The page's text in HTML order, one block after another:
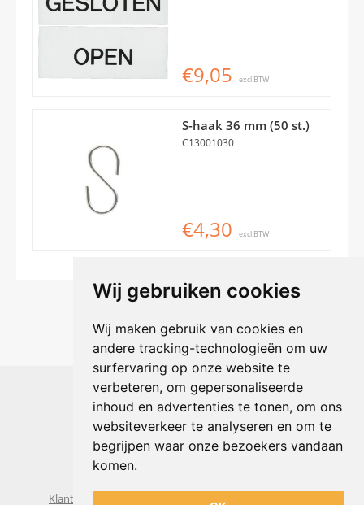
Wij gebruiken cookies
Wij maken gebruik van cookies en
andere tracking-technologieën om uw
surfervaring op onze website te
verbeteren, om gepersonaliseerde
inhoud en advertenties te tonen, om ons
websiteverkeer te analyseren en om te
begrijpen waar onze bezoekers vandaan
komen.
€9,05 excl.BTW
S-haak 36 mm (50 st.)
C13001030
€4,30 excl.BTW
Shophouse online
Max Planckstraat 4
6716 BE Ede, Nederland
Telefoon:+31(0)318 618 121
E-mail: info@shophouse.nl
Geopend: ma t/m vr 09:00-17:00 uur
Klantenservice
Algemene voorwaarden